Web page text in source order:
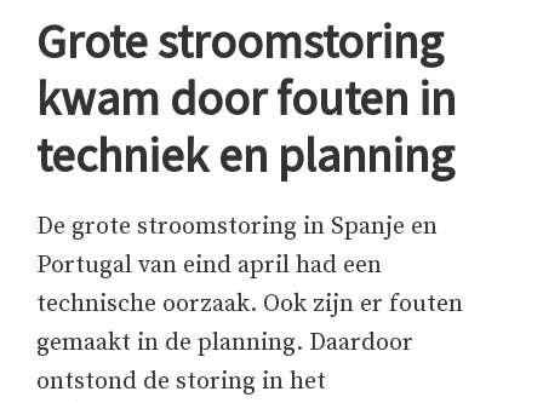
Grote stroomstoring
kwam door fouten in
techniek en planning
De grote stroomstoring in Spanje en
Portugal van eind april had een
technische oorzaak. Ook zijn er fouten
gemaakt in de planning. Daardoor
ontstond de storing in het